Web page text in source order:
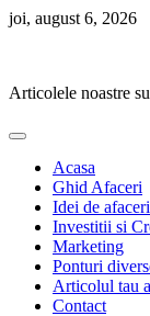
Skip
joi, august 6, 2026
Articolele noastre
Acasa
Ghid Afaceri
Idei de afaceri
Investitii si
Marketing
Ponturi
Articolul tau
Contact